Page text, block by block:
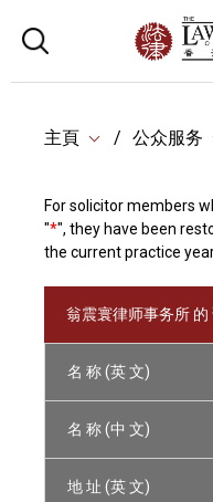
主頁 公众服务
For solicitor members
"*", they have been
the current practice
翁震寰律师事务所 的
名 称 (英 文)
名 称 (中 文)
地 址 (英 文)